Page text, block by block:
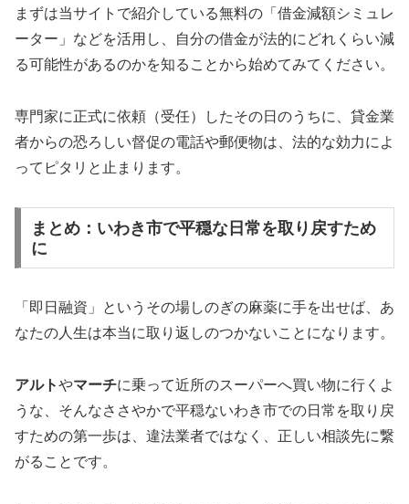
まずは当サイトで紹介している無料の「借金減額シミュレ
ーター」などを活用し、自分の借金が法的にどれくらい減
る可能性があるのかを知ることから始めてみてください。
専門家に正式に依頼（受任）したその日のうちに、貸金業
者からの恐ろしい督促の電話や郵便物は、法的な効力によ
ってピタリと止まります。
まとめ：いわき市で平穏な日常を取り戻すため
に
「即日融資」というその場しのぎの麻薬に手を出せば、あ
なたの人生は本当に取り返しのつかないことになります。
アルトやマーチに乗って近所のスーパーへ買い物に行くよ
うな、そんなささやかで平穏ないわき市での日常を取り戻
すための第一歩は、違法業者ではなく、正しい相談先に繋
がることです。